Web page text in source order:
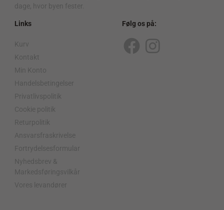
dage, hvor byen fester.
Links
Kurv
Kontakt
Min Konto
Handelsbetingelser
Privatlivspolitik
Cookie politik
Returpolitik
Ansvarsfraskrivelse
Fortrydelsesformular
Nyhedsbrev &
Markedsføringsvilkår
Vores levandører
Følg os på:
F
I